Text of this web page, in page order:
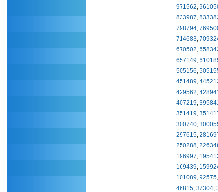
971562,
833987,
798794,
714683,
670502,
657149,
505156,
451489,
429562,
407219,
351419,
300740,
297615,
250288,
196997,
169439,
101089, 92575
46815, 37304,